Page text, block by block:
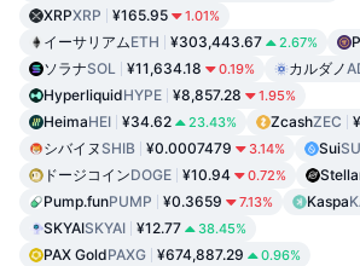
XRPXRP ¥165.95 1.01%
イーサリアムETH ¥303,443.67 2.67%
ソラナSOL ¥11,634.18 0.19% カルダノ
HyperliquidHYPE ¥8,857.28 1.95%
HeimaHEI ¥34.62 23.43% ZcashZEC
シバイヌ SHIB ¥0.0007479 3.14% Sui
ドージコインDOGE ¥10.94 0.72%
Pump.funPUMP ¥0.3659 7.13% Kaspa
SKYAISKYAI ¥12.77 38.45%
PAX GoldPAXG ¥674,887.29 0.96%